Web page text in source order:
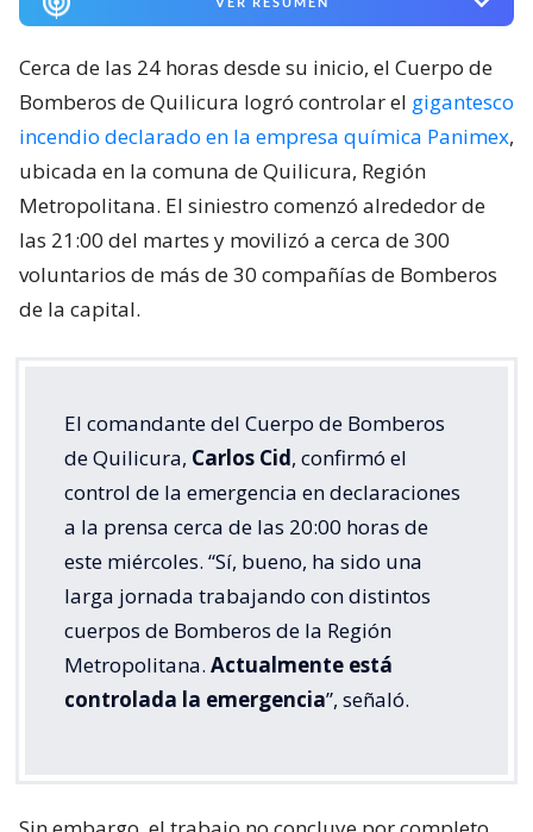
Cerca de las 24 horas desde su inicio, el Cuerpo de
Bomberos de Quilicura logró controlar el gigantesco
incendio declarado en la empresa química Panimex,
ubicada en la comuna de Quilicura, Región
Metropolitana. El siniestro comenzó alrededor de
las 21:00 del martes y movilizó a cerca de 300
voluntarios de más de 30 compañías de Bomberos
de la capital.
El comandante del Cuerpo de Bomberos
de Quilicura, Carlos Cid, confirmó el
control de la emergencia en declaraciones
a la prensa cerca de las 20:00 horas de
este miércoles. “Sí, bueno, ha sido una
larga jornada trabajando con distintos
cuerpos de Bomberos de la Región
Metropolitana. Actualmente está
controlada la emergencia”, señaló.